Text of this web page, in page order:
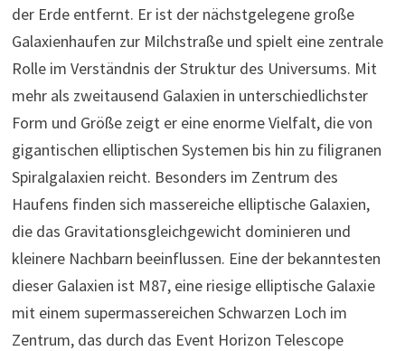
der Erde entfernt. Er ist der nächstgelegene große
Galaxienhaufen zur Milchstraße und spielt eine zentrale
Rolle im Verständnis der Struktur des Universums. Mit
mehr als zweitausend Galaxien in unterschiedlichster
Form und Größe zeigt er eine enorme Vielfalt, die von
gigantischen elliptischen Systemen bis hin zu filigranen
Spiralgalaxien reicht. Besonders im Zentrum des
Haufens finden sich massereiche elliptische Galaxien,
die das Gravitationsgleichgewicht dominieren und
kleinere Nachbarn beeinflussen. Eine der bekanntesten
dieser Galaxien ist M87, eine riesige elliptische Galaxie
mit einem supermassereichen Schwarzen Loch im
Zentrum, das durch das Event Horizon Telescope